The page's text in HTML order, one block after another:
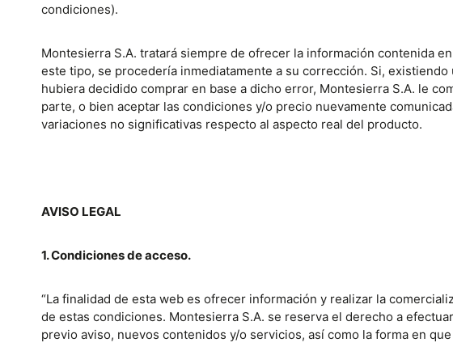
condiciones).
Montesierra S.A. tratará siempre de ofrecer la información contenida
este tipo, se procedería inmediatamente a su corrección. Si,
hubiera decidido comprar en base a dicho error, Montesierra S.A. le
parte, o bien aceptar las condiciones y/o precio nuevamente
variaciones no significativas respecto al aspecto real del producto.
AVISO LEGAL
1. Condiciones de acceso.
“La finalidad de esta web es ofrecer información y realizar la
de estas condiciones. Montesierra S.A. se reserva el derecho a
previo aviso, nuevos contenidos y/o servicios, así como la forma en